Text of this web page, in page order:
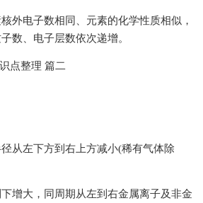
电子数相同、元素的化学性质相似，
数、电子层数依次递增。
点整理 篇二
左下方到右上方减小(稀有气体除
大，同周期从左到右金属离子及非金